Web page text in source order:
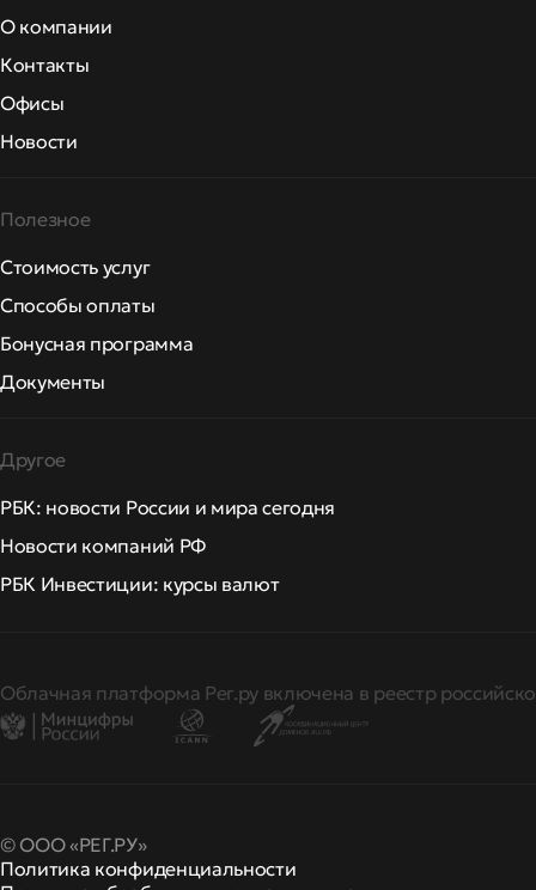
О компании
Контакты
Офисы
Новости
Полезное
Стоимость услуг
Способы оплаты
Бонусная программа
Документы
Другое
РБК: новости России и мира сегодня
Новости компаний РФ
РБК Инвестиции: курсы валют
Облачная платформа Рег.ру включена в реестр
© ООО «РЕГ.РУ»
Политика конфиденциальности